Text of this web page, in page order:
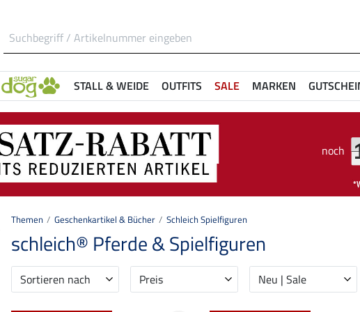
STALL & WEIDE OUTFITS SALE MARKEN
noch
Themen Geschenkartikel & Bücher Schleich Spielfiguren
schleich® Pferde & Spielfiguren
Sortieren nach Preis Neu | Sale